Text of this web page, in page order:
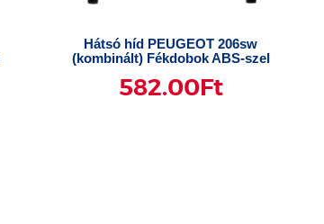
Hátsó híd PEUGEOT 206sw
(kombinált) Fékdobok ABS-szel
582.00Ft